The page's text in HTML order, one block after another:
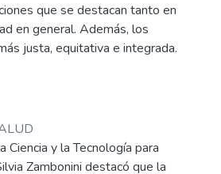
que se destacan tanto en
en general. Además, los
justa, equitativa e integrada.
y la Tecnología para
Zambonini destacó que la